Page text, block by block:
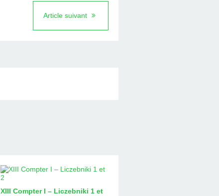
Article suivant
XIII Compter I – Liczebniki 1 et